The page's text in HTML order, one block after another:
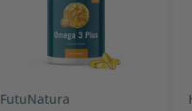
FutuNatura